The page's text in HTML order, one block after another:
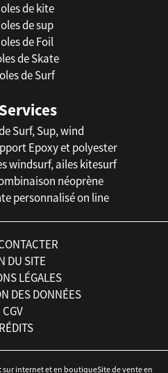
de kite
de sup
de Foil
de Skate
de Surf
Surf, Sup, wind
Epoxy et polyester
windsurf, ailes kitesurf
néoprène
personnalisé on line
DU SITE
LÉGALES
DES DONNÉES
CGV
sur internet et en boutiqueSite de vente en